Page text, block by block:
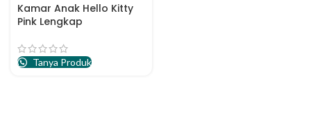
Kamar Anak Hello Kitty
Pink Lengkap
Tanya Produk